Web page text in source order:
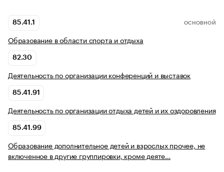
85.41.1 ОСНОВНОЙ
Образование в области спорта и отдыха
82.30
Деятельность по организации конференций и выставок
85.41.91
Деятельность по организации отдыха детей и их оздоровления
85.41.99
Образование дополнительное детей и взрослых прочее, не
включенное в другие группировки, кроме деяте…